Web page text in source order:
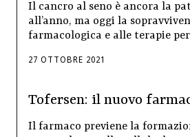
Il cancro al seno è ancora la
all’anno, ma oggi la
farmacologica e alle terapie
27 OTTOBRE 2021
Tofersen: il nuovo
Il farmaco previene la